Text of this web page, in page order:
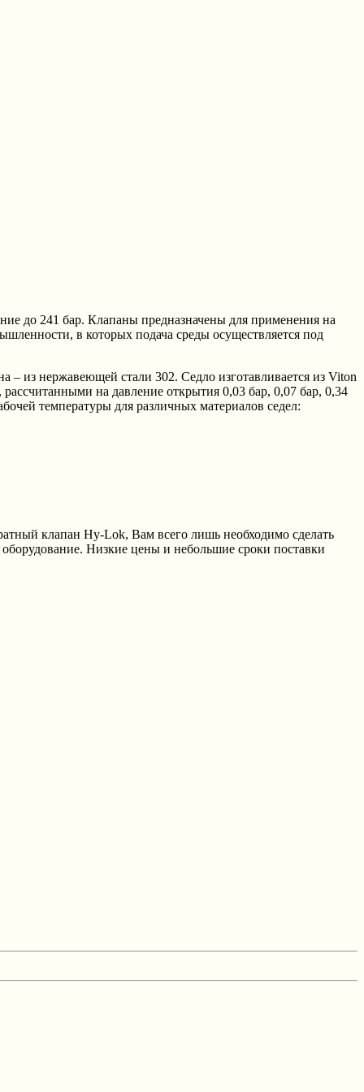
до 241 бар. Клапаны предназначены для применения на
в которых подача среды осуществляется под
из нержавеющей стали 302. Седло изготавливается из Viton
на давление открытия 0,03 бар, 0,07 бар, 0,34
температуры для различных материалов седел:
клапан Hy-Lok, Вам всего лишь необходимо сделать
Низкие цены и небольшие сроки поставки